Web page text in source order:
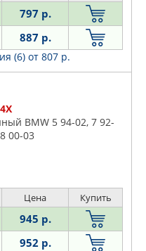
797 р.
887 р.
(6) от 807 р.
BMW 5 94-02, 7 92-
00-03
Цена Купить
945 р.
952 р.